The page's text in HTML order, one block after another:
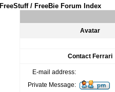
FreeStuff / FreeBie Forum Index
Avatar
Contact Ferrari
E-mail address:
Private Message: